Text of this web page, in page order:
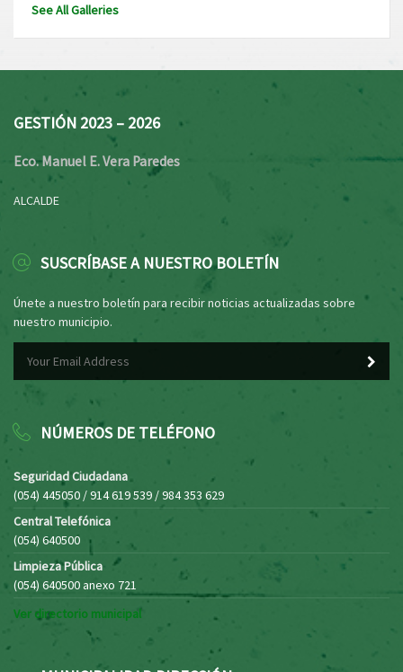
See All Galleries
GESTIÓN 2023 – 2026
Eco. Manuel E. Vera Paredes
ALCALDE
SUSCRÍBASE A NUESTRO BOLETÍN
Únete a nuestro boletín para recibir noticias actualizadas sobre
nuestro municipio.
NÚMEROS DE TELÉFONO
Seguridad Ciudadana
(054) 445050 / 914 619 539 / 984 353 629
Central Telefónica
(054) 640500
Limpieza Pública
(054) 640500 anexo 721
Ver directorio municipal